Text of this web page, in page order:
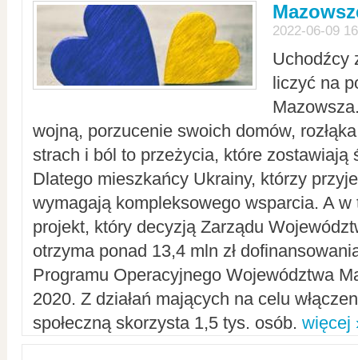
2022-06-09
Uchodźcy
liczyć na
wojną, porzucenie swoich domów,
strach i ból to przeżycia, które zostawiają
Dlatego mieszkańcy Ukrainy, którzy
wymagają kompleksowego wsparcia. A w
projekt, który decyzją Zarządu
otrzyma ponad 13,4 mln zł
Programu Operacyjnego Województwa
2020. Z działań mających na celu
społeczną skorzysta 1,5 tys. osób. więcej